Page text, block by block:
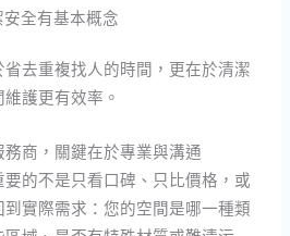
全有基本概念
去重複找人的時間，更在於清潔
護更有效率。
商，關鍵在於專業與溝通
的不是只看口碑、只比價格，或
實際需求：您的空間是哪一種類